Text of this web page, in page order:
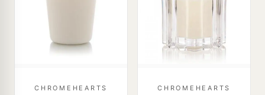
CHROMEHEARTS CHROMEHEARTS